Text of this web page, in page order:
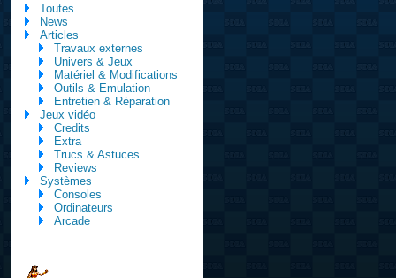
Toutes
News
Articles
Travaux externes
Univers & Jeux
Matériel & Modifications
Outils & Emulation
Entretien & Réparation
Jeux vidéo
Credits
Extra
Trucs & Astuces
Reviews
Systèmes
Consoles
Ordinateurs
Arcade